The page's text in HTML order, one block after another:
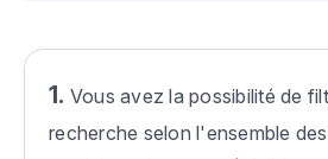
1. Vous avez la possibilité de
recherche selon l'ensemble